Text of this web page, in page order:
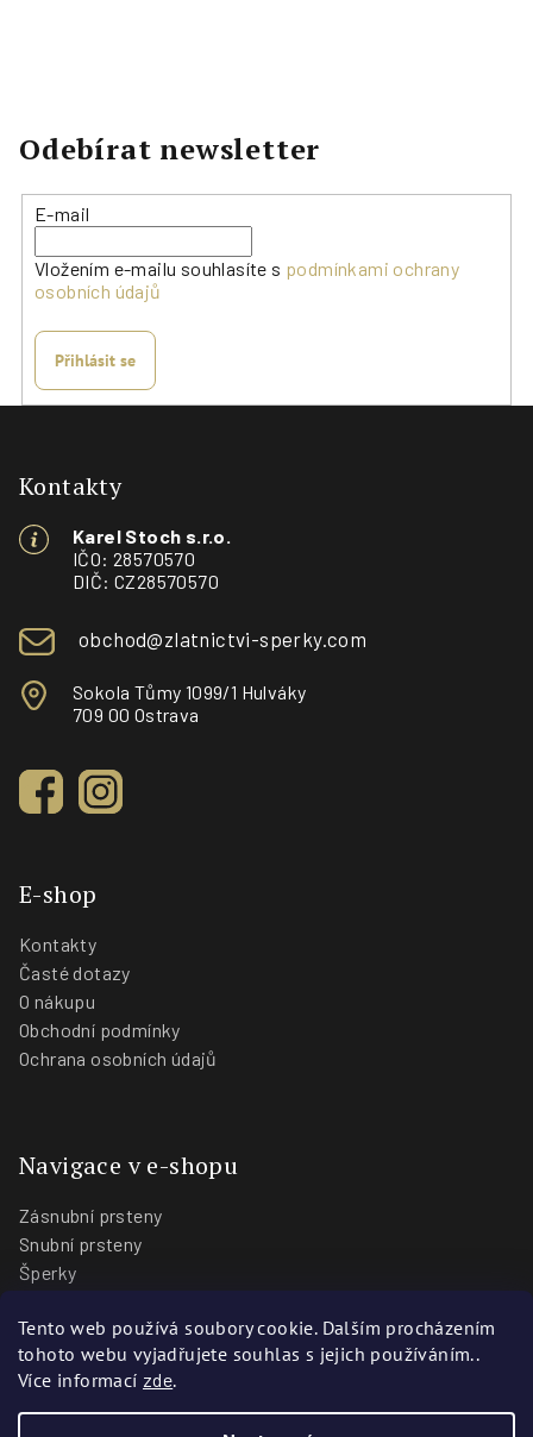
Tento web používá soubory cookie. Dalším procházením
tohoto webu vyjadřujete souhlas s jejich používáním..
Více informací zde.
Odebírat newsletter
E-mail
Vložením e-mailu souhlasíte s podmínkami ochrany
osobních údajů
Přihlásit se
Kontakty
Karel Stoch s.r.o.
IČO: 28570570
DIČ: CZ28570570
obchod@zlatnictvi-sperky.com
Sokola Tůmy 1099/1 Hulváky
709 00 Ostrava
E-shop
Kontakty
Časté dotazy
O nákupu
Obchodní podmínky
Ochrana osobních údajů
Navigace v e-shopu
Zásnubní prsteny
Snubní prsteny
Šperky
Blog
Prodejny